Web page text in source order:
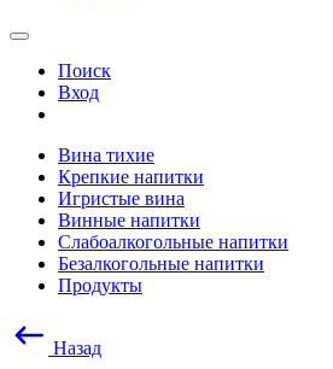
Поиск
Вход
Вина тихие
Крепкие напитки
Игристые вина
Винные напитки
Слабоалкогольные напитки
Безалкогольные напитки
Продукты
Назад